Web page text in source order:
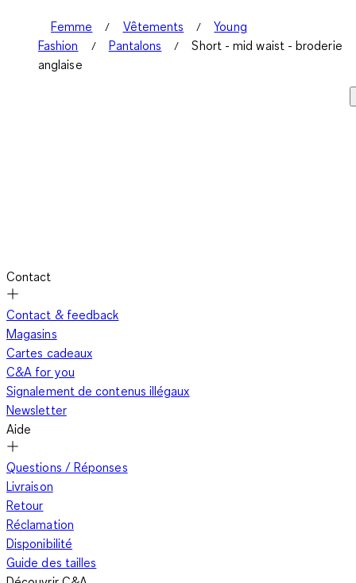
Femme Vêtements
Young
Fashion
Pantalons
Short - mid waist - broderie
anglaise
Contact
Contact & feedback
Magasins
Cartes cadeaux
C&A for you
Signalement de contenus illégaux
Newsletter
Aide
Questions / Réponses
Livraison
Retour
Réclamation
Disponibilité
Guide des tailles